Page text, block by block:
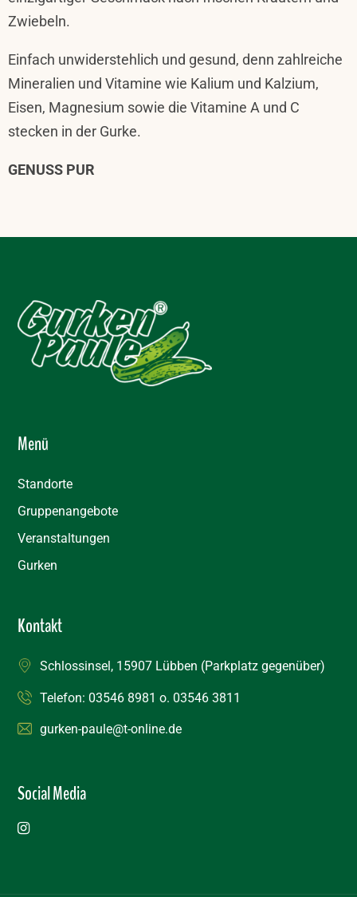
Zwiebeln.
Einfach unwiderstehlich und gesund, denn zahlreiche
Mineralien und Vitamine wie Kalium und Kalzium,
Eisen, Magnesium sowie die Vitamine A und C
stecken in der Gurke.
GENUSS PUR
Menü
Standorte
Gruppenangebote
Veranstaltungen
Gurken
Kontakt
Schlossinsel, 15907 Lübben (Parkplatz gegenüber)
Telefon:03546 8981 o.03546 3811
gurken-paule@t-online.de
Social Media